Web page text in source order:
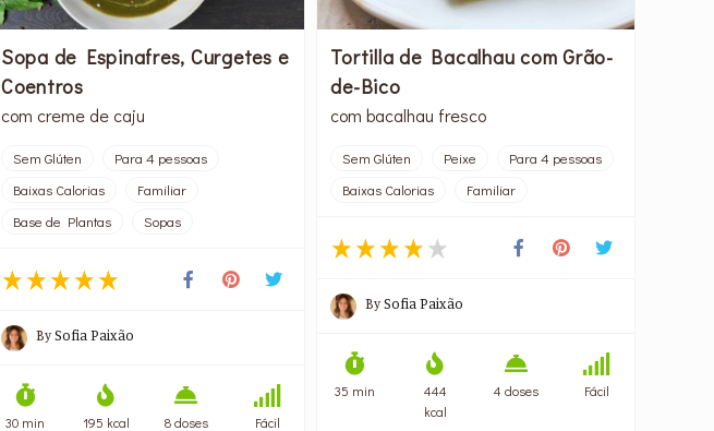
Sopa de Espinafres, Curgetes e
Coentros
com creme de caju
Sem Glúten
Para 4 pessoas
Baixas Calorias
Familiar
Base de Plantas
Sopas
BySofia Paixão
30 min 195 kcal 8 doses Fácil
Tortilla de Bacalhau com Grão-
de-Bico
com bacalhau fresco
Sem Glúten Peixe
Para 4 pessoas
Baixas Calorias
Familiar
BySofia Paixão
35 min
444
kcal
4 doses Fácil